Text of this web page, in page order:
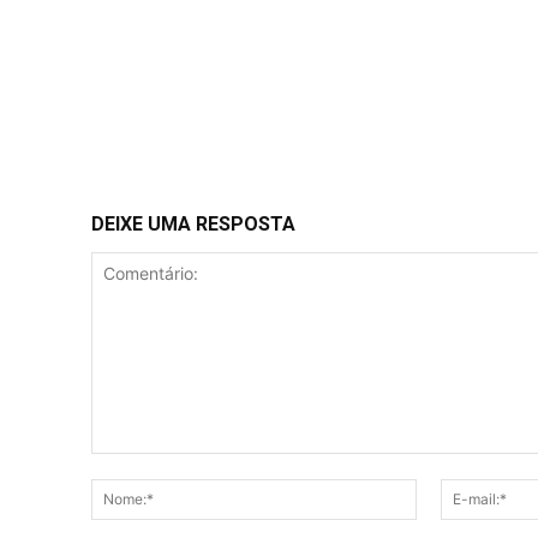
DEIXE UMA RESPOSTA
Nome:*